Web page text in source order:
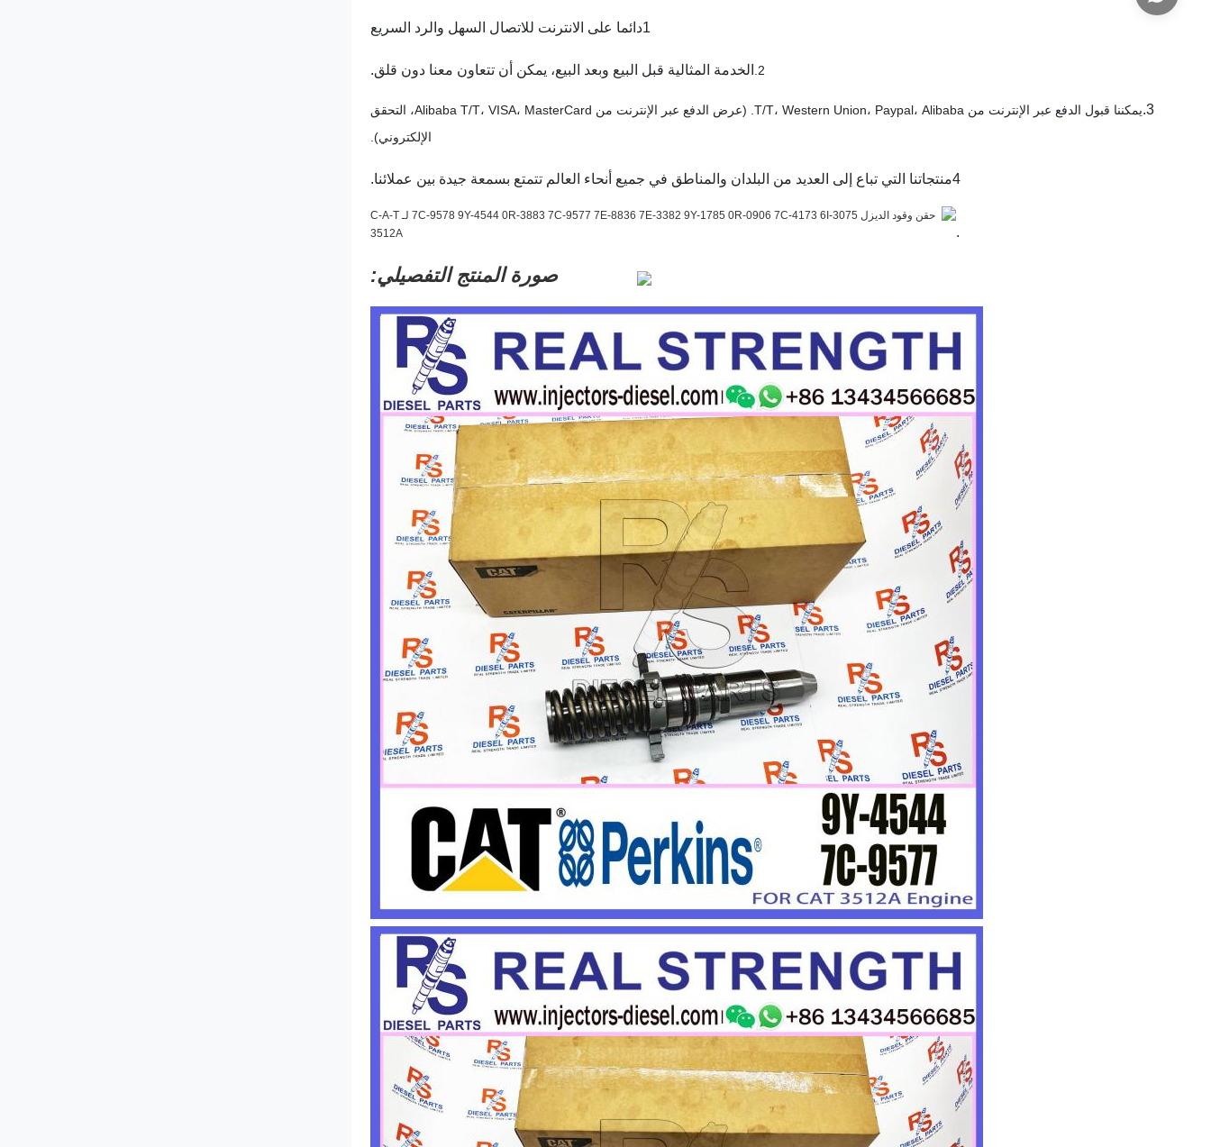
1دائما على الانترنت للاتصال السهل والرد السريع
2. الخدمة المثالية قبل البيع وبعد البيع، يمكن أن تتعاون معنا دون قلق.
3.
يمكننا قبول الدفع عبر الإنترنت من T/T، Western Union، Paypal، Alibaba. (عرض الدفع عبر الإنترنت من Alibaba T/T، VISA، MasterCard، التحقق
الإلكتروني).
4منتجاتنا التي تباع إلى العديد من البلدان والمناطق في جميع أنحاء العالم تتمتع بسمعة جيدة بين عملائنا.
.
صورة المنتج التفصيلي: